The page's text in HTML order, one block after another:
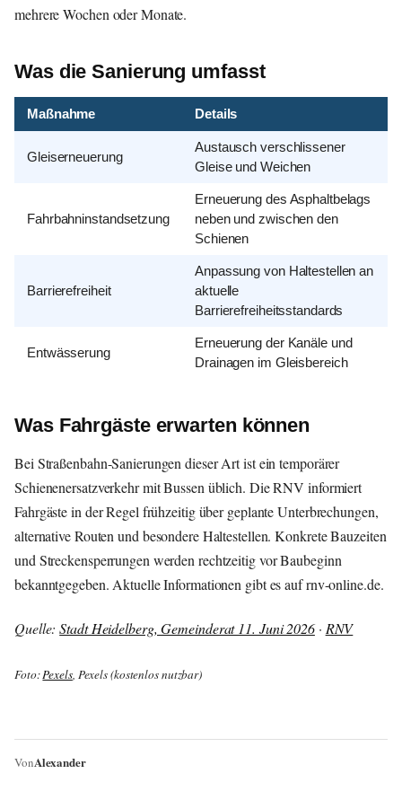
mehrere Wochen oder Monate.
Was die Sanierung umfasst
Maßnahme Details
Gleiserneuerung
Austausch verschlissener
Gleise und Weichen
Fahrbahninstandsetzung
Erneuerung des Asphaltbelags
neben und zwischen den
Schienen
Barrierefreiheit
Anpassung von Haltestellen an
aktuelle
Barrierefreiheitsstandards
Entwässerung
Erneuerung der Kanäle und
Drainagen im Gleisbereich
Was Fahrgäste erwarten können
Bei Straßenbahn-Sanierungen dieser Art ist ein temporärer
Schienenersatzverkehr mit Bussen üblich. Die RNV informiert
Fahrgäste in der Regel frühzeitig über geplante Unterbrechungen,
alternative Routen und besondere Haltestellen. Konkrete Bauzeiten
und Streckensperrungen werden rechtzeitig vor Baubeginn
bekanntgegeben. Aktuelle Informationen gibt es auf rnv-online.de.
Quelle:Stadt Heidelberg, Gemeinderat 11. Juni 2026· RNV
Foto:Pexels, Pexels (kostenlos nutzbar)
VonAlexander